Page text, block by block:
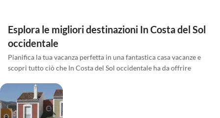
Esplora le migliori destinazioni In Costa del Sol
occidentale
Pianifica la tua vacanza perfetta in una fantastica casa vacanze e
scopri tutto ciò che In Costa del Sol occidentale ha da offrire